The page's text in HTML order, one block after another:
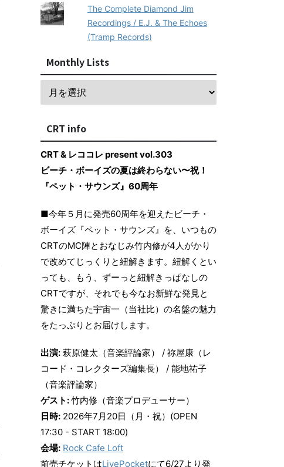
The Complete Diamond Jim
Recordings / E.J. & The Echoes
(Tramp Records)
Monthly Lists
CRT info
CRT & レココレ present vol.303
ビーチ・ボーイズの夏は終わらない〜祝！
『ペット・サウンズ』60周年
■今年５月に発売60周年を迎えたビーチ・
ボーイズ『ペット・サウンズ』を、いつもの
CRTのMC陣とおなじみ竹内修が4人がかり
で改めてじっくりと紐解きます。紐解くとい
っても、もう、ずーっと紐解きっぱなしの
CRTですが、それでも今なお新鮮な発見と
驚きに満ちた宇宙一（当社比）の名盤の魅力
をたっぷりとお届けします。
出演: 萩原健太（音楽評論家） / 祢屋康（レ
コード・コレクターズ編集長） / 能地祐子
（音楽評論家）
ゲスト:竹内修（音楽プロデューサー）
日時: 2026年7月20日（月・祝）(OPEN
17:30 - START 18:00)
会場: Rock Cafe Loft
前売チケットはLivePocketにて6/27より発